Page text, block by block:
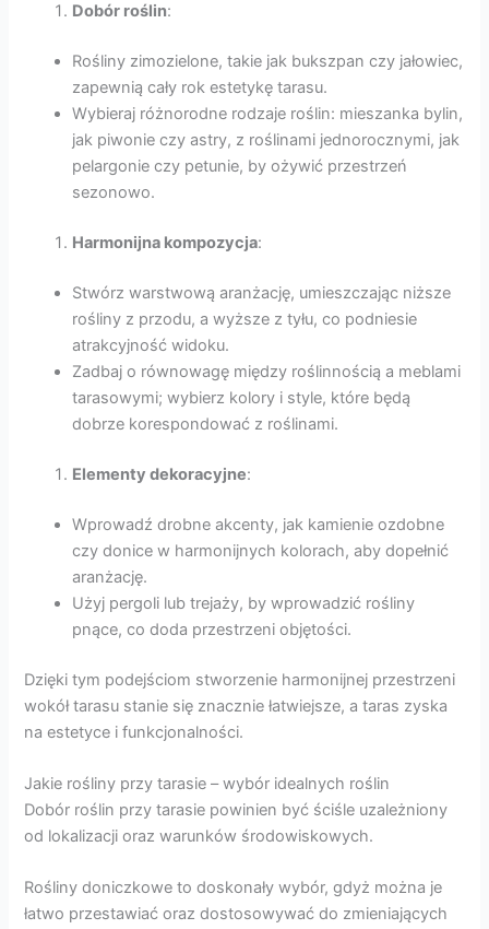
Dobór roślin:
Rośliny zimozielone, takie jak bukszpan czy jałowiec,
zapewnią cały rok estetykę tarasu.
Wybieraj różnorodne rodzaje roślin: mieszanka bylin,
jak piwonie czy astry, z roślinami jednorocznymi, jak
pelargonie czy petunie, by ożywić przestrzeń
sezonowo.
Harmonijna kompozycja:
Stwórz warstwową aranżację, umieszczając niższe
rośliny z przodu, a wyższe z tyłu, co podniesie
atrakcyjność widoku.
Zadbaj o równowagę między roślinnością a meblami
tarasowymi; wybierz kolory i style, które będą
dobrze korespondować z roślinami.
Elementy dekoracyjne:
Wprowadź drobne akcenty, jak kamienie ozdobne
czy donice w harmonijnych kolorach, aby dopełnić
aranżację.
Użyj pergoli lub trejaży, by wprowadzić rośliny
pnące, co doda przestrzeni objętości.
Dzięki tym podejściom stworzenie harmonijnej przestrzeni
wokół tarasu stanie się znacznie łatwiejsze, a taras zyska
na estetyce i funkcjonalności.
Jakie rośliny przy tarasie – wybór idealnych roślin
Dobór roślin przy tarasie powinien być ściśle uzależniony
od lokalizacji oraz warunków środowiskowych.
Rośliny doniczkowe to doskonały wybór, gdyż można je
łatwo przestawiać oraz dostosowywać do zmieniających